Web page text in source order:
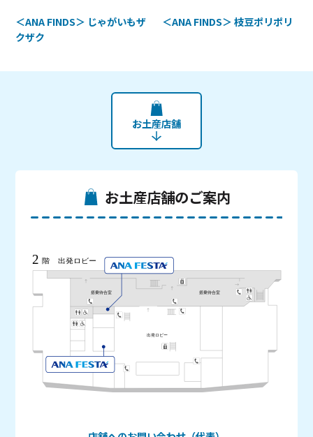
＜ANA FINDS＞ じゃがいもザ
クザク
＜ANA FINDS＞ 枝豆ポリポリ
お土産店舗
お土産店舗のご案内